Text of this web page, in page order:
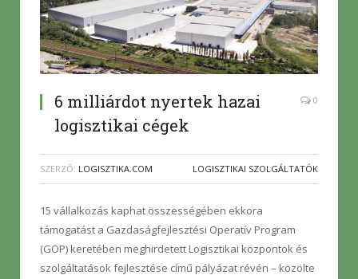
6 milliárdot nyertek hazai
logisztikai cégek
0
SZERZŐ: LOGISZTIKA.COM LOGISZTIKAI SZOLGÁLTATÓK
15 vállalkozás kaphat összességében ekkora
támogatást a Gazdaságfejlesztési Operatív Program
(GOP) keretében meghirdetett Logisztikai központok és
szolgáltatások fejlesztése című pályázat révén – közölte